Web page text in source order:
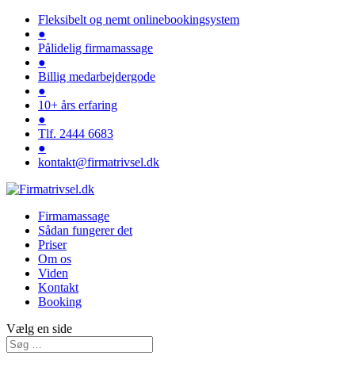
Fleksibelt og nemt onlinebookingsystem
●
Pålidelig firmamassage
●
Billig medarbejdergode
●
10+ års erfaring
●
Tlf. 2444 6683
●
kontakt@firmatrivsel.dk
Firmamassage
Sådan fungerer det
Priser
Om os
Viden
Kontakt
Booking
Vælg en side